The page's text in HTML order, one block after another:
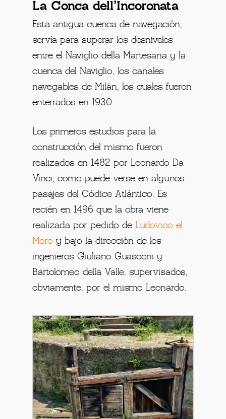
La Conca dell’Incoronata
Esta antigua cuenca de navegación,
servía para superar los desniveles
entre el Naviglio della Martesana y la
cuenca del Naviglio, los canales
navegables de Milán, los cuales fueron
enterrados en 1930.
Los primeros estudios para la
construcción del mismo fueron
realizados en 1482 por Leonardo Da
Vinci, como puede verse en algunos
pasajes del Códice Atlántico. Es
recién en 1496 que la obra viene
realizada por pedido de Ludovico el
Moro y bajo la dirección de los
ingenieros Giuliano Guasconi y
Bartolomeo della Valle, supervisados,
obviamente, por el mismo Leonardo.